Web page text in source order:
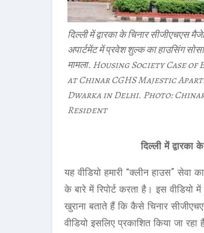
दिल्ली में द्वारका के चिनार सीजीएचएस
अपार्टमेंट में प्रवेश शुल्क का हाउसिंग
मामला. Housing Society Case of
at Chinar CGHS Majestic
Dwarka in Delhi. Photo: Chinar
Resident
दिल्ली में
यह वीडियो हमारी “क्लीन हाउस” सेवा
के बारे में रिपोर्ट करता है। इस वीडियो
खुराना बताते हैं कि कैसे चिनार
वीडियो इसलिए प्रकाशित किया जा